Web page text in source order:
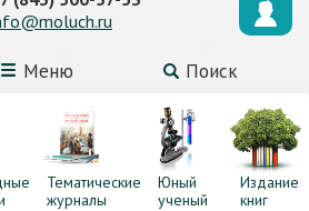
Меню Поиск
Тематические
журналы
Юный
ученый
Издание
книг